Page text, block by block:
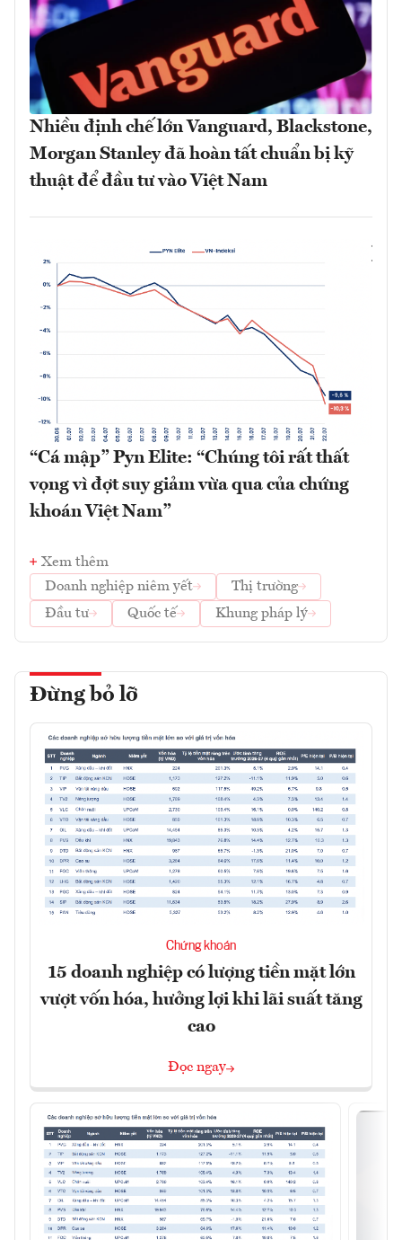
Nhiều định chế lớn Vanguard, Blackstone,
Morgan Stanley đã hoàn tất chuẩn bị kỹ
thuật để đầu tư vào Việt Nam
“Cá mập” Pyn Elite: “Chúng tôi rất thất
vọng vì đợt suy giảm vừa qua của chứng
khoán Việt Nam”
Xem thêm
Doanh nghiệp niêm yết
Thị trường
Đầu tư
Quốc tế Khung pháp lý
Đừng bỏ lỡ
Chứng khoán
15 doanh nghiệp có lượng tiền mặt lớn
vượt vốn hóa, hưởng lợi khi lãi suất tăng
cao
Đọc ngay